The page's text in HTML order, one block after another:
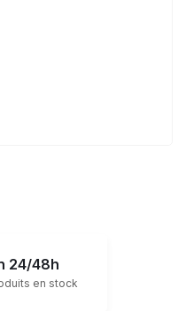
24/48h
en stock